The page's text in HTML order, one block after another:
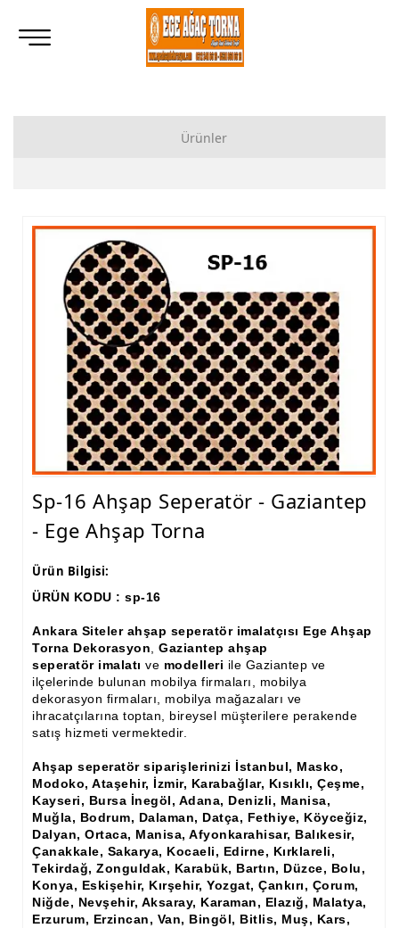
Ürünler
Tornalı Ahşap Ayak, Ahşap Topuz Ayak İmalatı, Modelleri
Ham Ahşap Göbekli Masa Ayak İmalatı, Modelleri
Ham Ahşap Yemek Masası İmalatı, Modelleri
Ham Ahşap Sandalye İmalatı, Modelleri
Ham Ahşap Zigon Sehpa İmalatı, Modelleri
Ham Ahşap Fiskos Sehpa İmalatı, Modelleri
Ham Ahşap Orta ve Yan Sehpa İmalatı, Modelleri
Ham Ahşap Tv Ünitesi (Plazma) İmalatı, Modelleri
Ham Ahşap Dresuar İmalatı, Modelleri
Ham Ahşap Konsol İmalatı, Modelleri
Ham Ahşap Saksılık Çiçeklik İmalatı, Modelleri
Ham Ahşap Makyaj Masası İmalatı Modelleri
Ham Ahşap Çalışma Masası İmalatı, Modelleri
Ham Ahşap Dilsiz Uşak İmalatı, Modelleri
Ham Ahşap Komodin İmalatı, Modelleri
Ham Ahşap Boy Aynası İmalatı, Modelleri
Ham Ahşap Şifonyer İmalatı Modelleri
Ham Ahşap Kitaplık İmalatı, Modelleri
Ham Ahşap Vitrin İmalatı, Modelleri
Ham Ahşap Gümüşlük, Kaşıklık İmalatı, Modelleri
Sp-16 Ahşap Seperatör - Gaziantep
- Ege Ahşap Torna
Ürün Bilgisi:
ÜRÜN KODU : sp-16
Ankara Siteler ahşap seperatör imalatçısı Ege Ahşap
Torna Dekorasyon
Gaziantep ahşap
seperatör imalatı ve modelleri ile Gaziantep ve
ilçelerinde bulunan mobilya firmaları, mobilya
dekorasyon firmaları, mobilya mağazaları ve
ihracatçılarına toptan, bireysel müşterilere perakende
satış hizmeti vermektedir.
Ahşap seperatör siparişlerinizi İstanbul, Masko,
Modoko, Ataşehir, İzmir, Karabağlar, Kısıklı, Çeşme,
Kayseri, Bursa İnegöl, Adana, Denizli, Manisa,
Muğla, Bodrum, Dalaman, Datça, Fethiye, Köyceğiz,
Dalyan, Ortaca, Manisa, Afyonkarahisar, Balıkesir,
Çanakkale, Sakarya, Kocaeli, Edirne, Kırklareli,
Tekirdağ, Zonguldak, Karabük, Bartın, Düzce, Bolu,
Konya, Eskişehir, Kırşehir, Yozgat, Çankırı, Çorum,
Niğde, Nevşehir, Aksaray, Karaman, Elazığ, Malatya,
Erzurum, Erzincan, Van, Bingöl, Bitlis, Muş, Kars,